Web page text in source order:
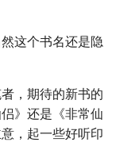
这个书名还是隐
，期待的新书的
》还是《非常仙
，起一些好听印